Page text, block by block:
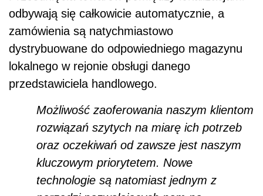
odbywają się całkowicie automatycznie, a
zamówienia są natychmiastowo
dystrybuowane do odpowiedniego magazynu
lokalnego w rejonie obsługi danego
przedstawiciela handlowego.
Możliwość zaoferowania naszym klientom
rozwiązań szytych na miarę ich potrzeb
oraz oczekiwań od zawsze jest naszym
kluczowym priorytetem. Nowe
technologie są natomiast jednym z